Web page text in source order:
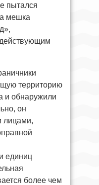
пытался
мешка
территорию
и обнаружили
он
лицами,
единиц
более чем